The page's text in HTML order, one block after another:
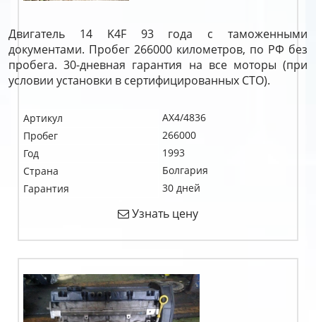
Двигатель 14 K4F 93 года с таможенными
документами. Пробег 266000 километров, по РФ без
пробега. 30-дневная гарантия на все моторы (при
условии установки в сертифицированных СТО).
Артикул
AX4/4836
Пробег
266000
Год
1993
Страна
Болгария
Гарантия
30 дней
Узнать цену